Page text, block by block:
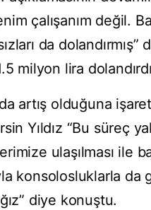
çalışanım değil.
da
milyon lira
artış olduğuna
Yıldız “Bu süreç
ulaşılması ile
konsolosluklarla da
diye konuştu.